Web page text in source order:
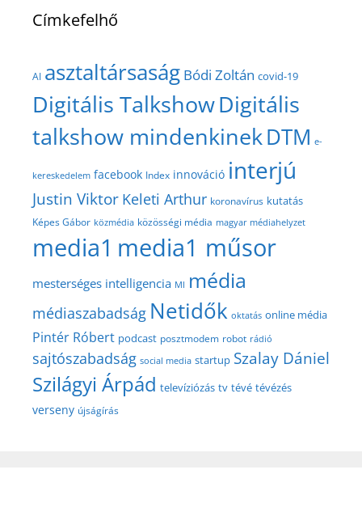
Címkefelhő
AI asztaltársaság Bódi Zoltán covid-19
Digitális TalkshowDigitális
talkshow mindenkinekDTM e-
kereskedelem facebook Index innováció interjú
Justin Viktor Keleti Arthur koronavírus kutatás
Képes Gábor közmédia közösségi média magyar médiahelyzet
media1 media1 műsor
mesterséges intelligencia MI média
médiaszabadság Netidők oktatás online média
Pintér Róbert podcast posztmodem robot rádió
sajtószabadság social media startup Szalay Dániel
Szilágyi Árpád televíziózás tv tévé tévézés
verseny újságírás